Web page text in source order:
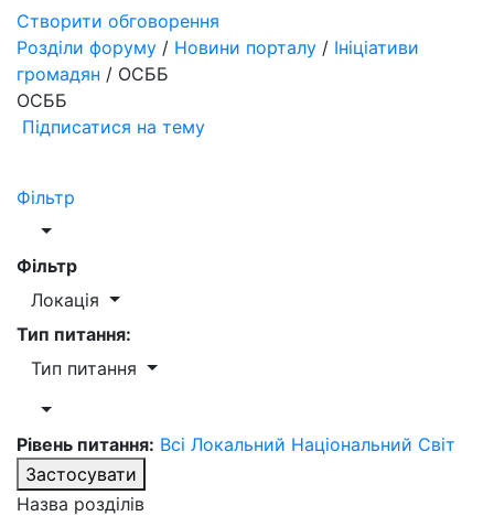
Створити обговорення
Розділи форуму / Новини порталу / Ініціативи
громадян / ОСББ
ОСББ
Підписатися на тему
Фільтр
Фільтр
Локація
Тип питання:
Тип питання
Рівень питання: Всі Локальний Національний Світ
Застосувати
Назва розділів